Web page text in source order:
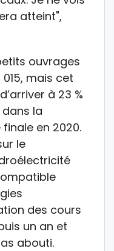
atteint",
ouvrages
mais cet
à 23 %
dans la
en 2020.
le
des cours
un an et
abouti.